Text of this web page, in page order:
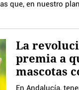
que, en nuestro
La
premia a
mascotas
En Andalucía,